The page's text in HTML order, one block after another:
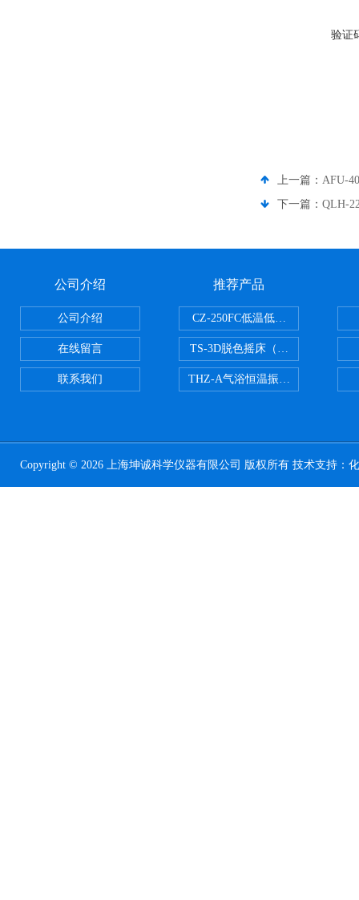
验证
上一篇： AFU-
下一篇： QLH-
公司介绍
公司介绍
在线留言
联系我们
推荐产品
CZ-250FC低温低湿种子储藏柜
TS-3D脱色摇床（三维运动）
THZ-A气浴恒温振荡器
Copyright © 2026 上海坤诚科学仪器有限公司 版权所有 技术支持：